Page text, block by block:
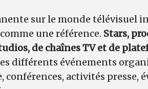
sur le monde télévisuel
une référence. Stars,
de chaînes TV et de
différents événements
conférences, activités presse,